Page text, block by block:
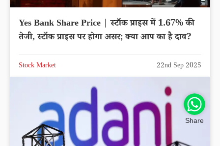
Yes Bank Share Price | स्टॉक प्राइस में 1.67% की
तेजी, स्टॉक प्राइस पर होगा असर; क्या आप का है दाव?
Stock Market 22nd Sep 2025
Share